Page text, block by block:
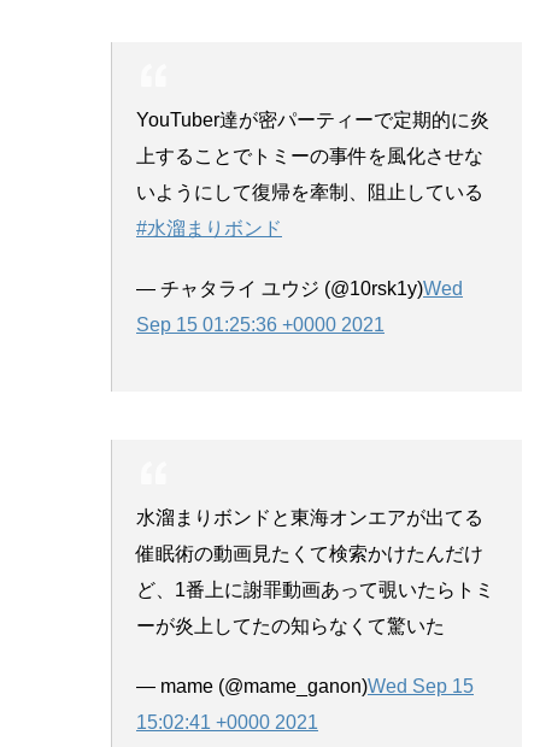
YouTuber達が密パーティーで定期的に炎
上することでトミーの事件を風化させな
いようにして復帰を牽制、阻止している
#水溜まりボンド
— チャタライ ユウジ (@10rsk1y)Wed
Sep 15 01:25:36 +0000 2021
水溜まりボンドと東海オンエアが出てる
催眠術の動画見たくて検索かけたんだけ
ど、1番上に謝罪動画あって覗いたらトミ
ーが炎上してたの知らなくて驚いた
— mame (@mame_ganon)Wed Sep 15
15:02:41 +0000 2021